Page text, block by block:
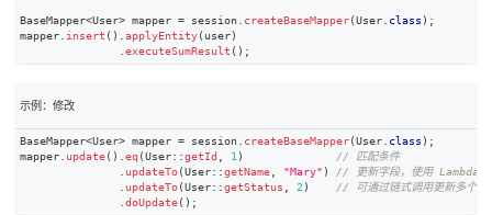
BaseMapper<User> mapper = session. createBaseMapper(User. class ) ;
mapper. insert ( ) applyEntity( user)
executeSumResult ( ) ;
示例：修改
BaseMapper<User> mapper = session. createBaseMapper(User. class ) ;
mapper. update( ) .eq(User::getId , 1)
// 匹配条件
. updateTo(User::getName, "Mary" )
// 更新字段，使用 Lambda
. updateTo(User::getStatus , 2)
// 可通过链式调用更新多个字
.doUpdate( ) ;